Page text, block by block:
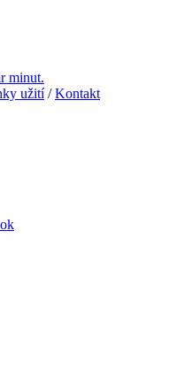
minut.
užití/Kontakt